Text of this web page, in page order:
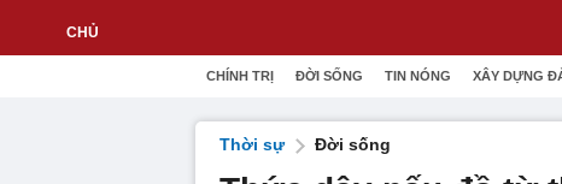
CHÍNH TRỊ ĐỜI SỐNG TIN NÓNG XÂY DỰNG
Thời sự Đời sống